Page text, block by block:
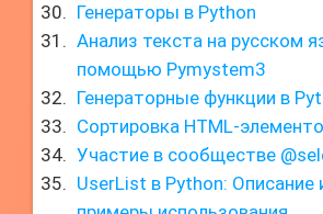
Генераторы в Python
Анализ текста на русском
помощью Pymystem3
Генераторные функции в
Сортировка HTML-
Участие в сообществе
UserList в Python: Описание